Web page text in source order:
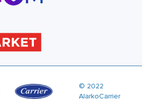
© 2022
AlarkoCarrier